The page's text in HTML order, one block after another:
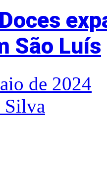
São Luís
de 2024
Silva